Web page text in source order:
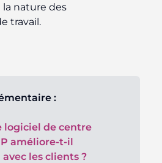
nature des
travail.
:
logiciel de centre
améliore-t-il
les clients ?